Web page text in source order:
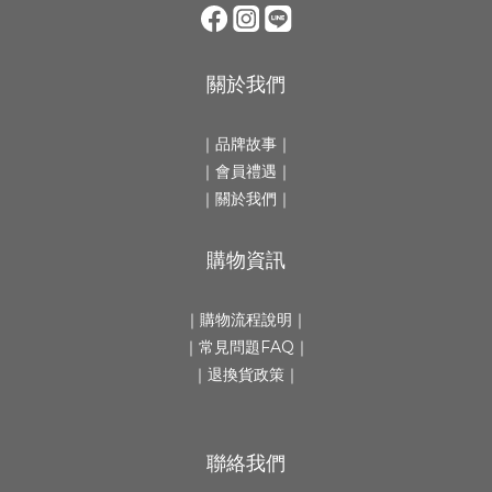
關於我們
｜ 品牌故事 ｜
｜會員禮遇｜
｜ 關於我們 ｜
購物資訊
｜ 購物流程說明 ｜
｜ 常見問題FAQ ｜
｜ 退換貨政策 ｜
聯絡我們